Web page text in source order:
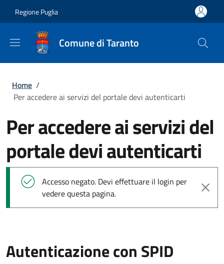
Regione Puglia
Comune di Taranto
Briciole di pane
Home /
Per accedere ai servizi del portale devi autenticarti
Per accedere ai servizi del
portale devi autenticarti
Messaggio di stato
Accesso negato. Devi effettuare il login per
vedere questa pagina.
Autenticazione con SPID